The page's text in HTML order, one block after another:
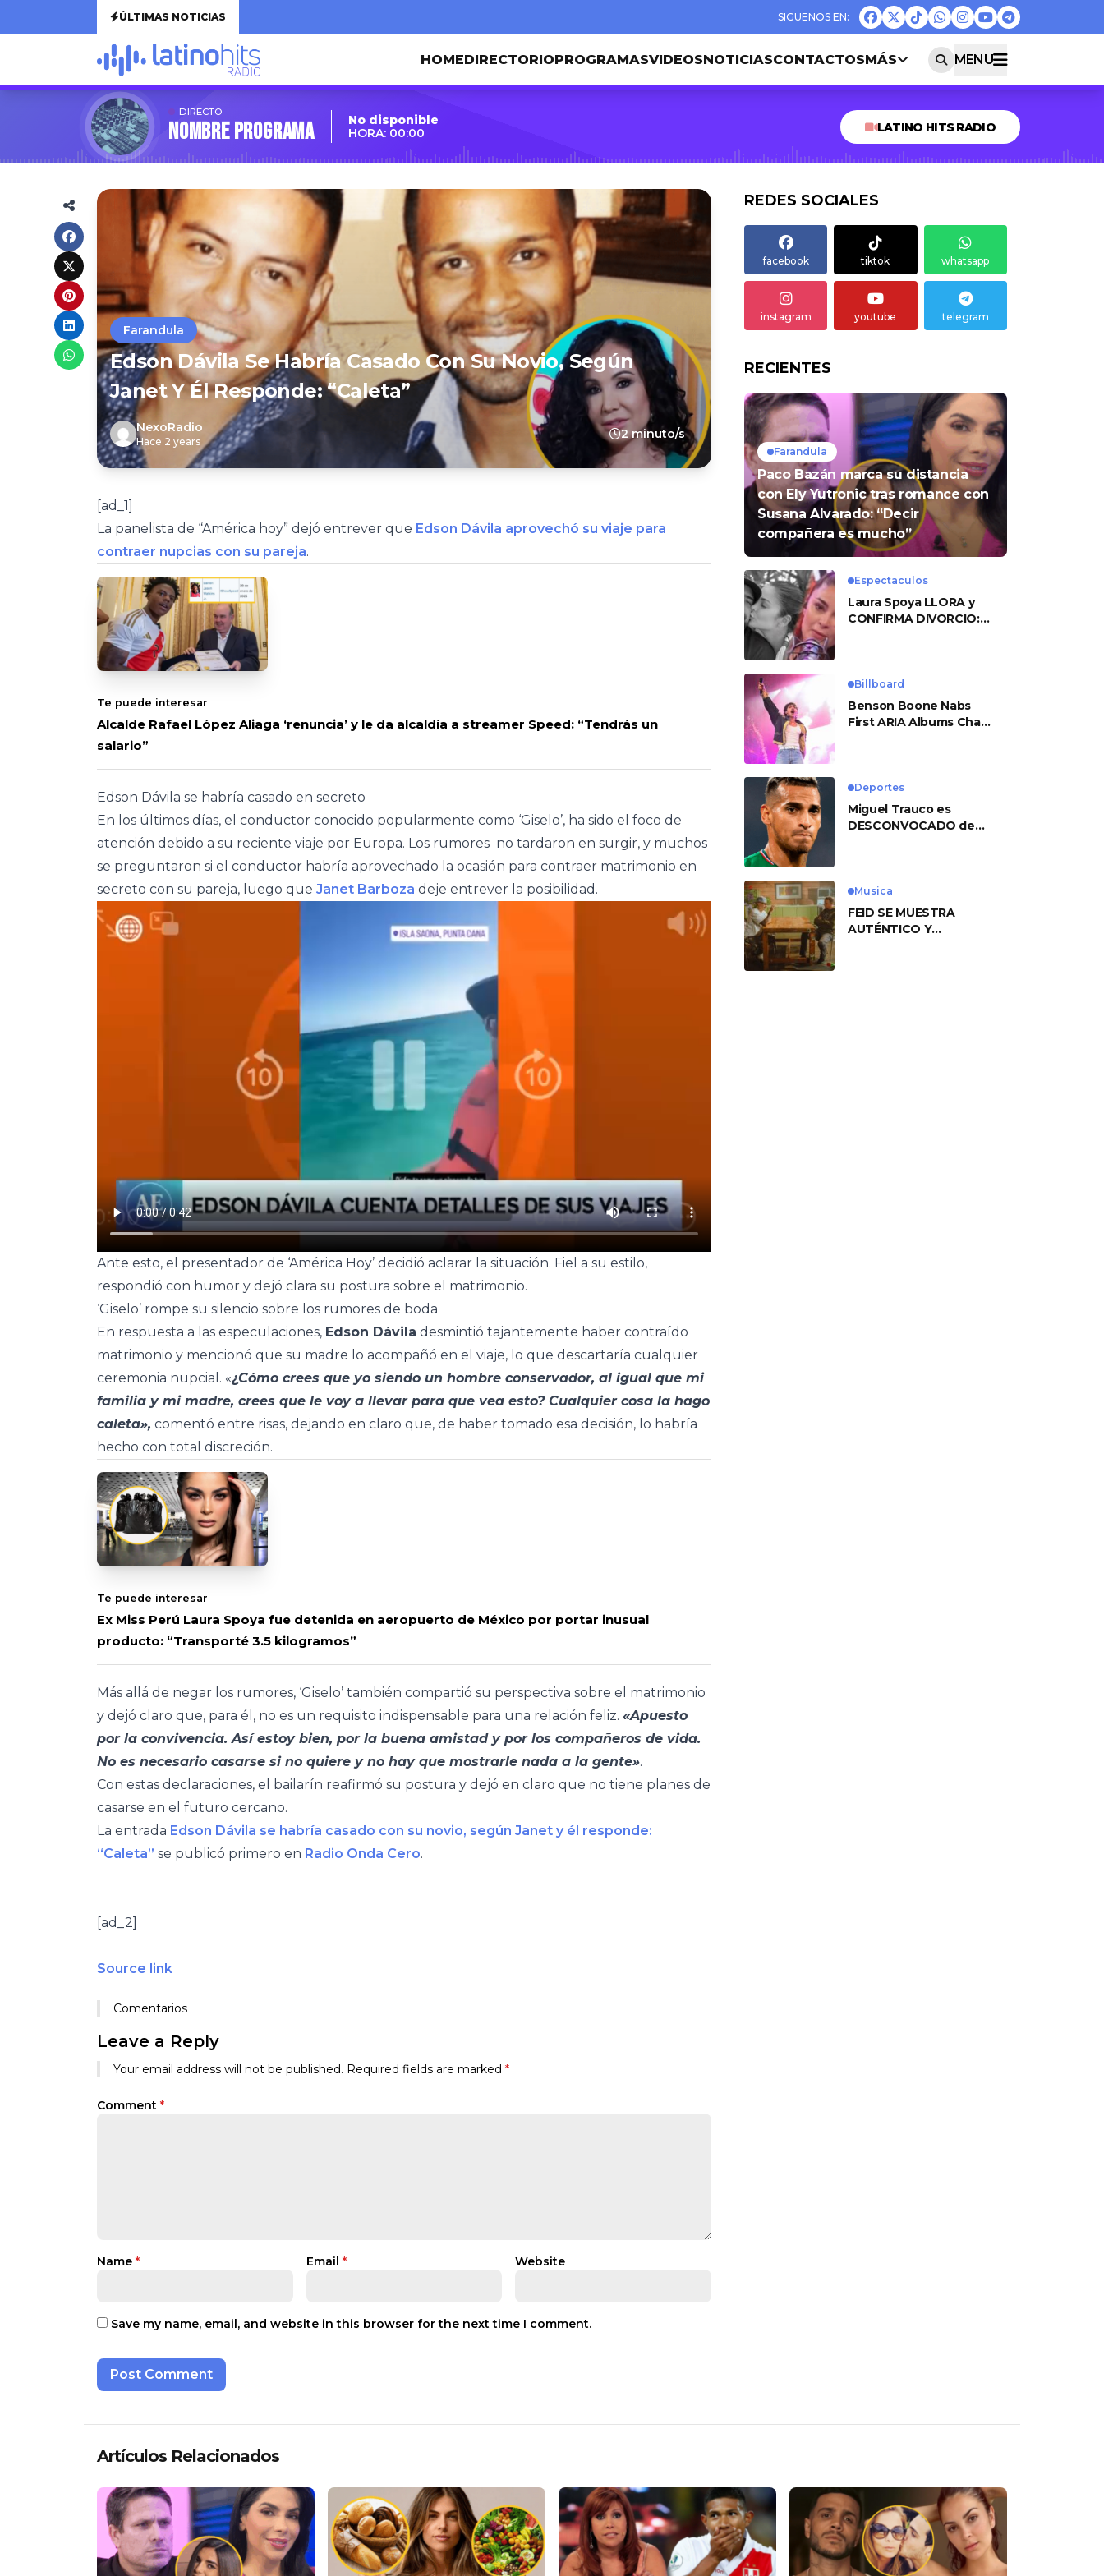
ÚLTIMAS NOTICIAS
HOMEDIRECTORIOPROGRAMASVIDEOSNOTICIASCONTACTOSMÁS MENU
DIRECTO
Nombre Programa
No disponible
HORA: 00:00
LATINO HITS RADIO
Farandula
Edson Dávila Se Habría Casado Con Su Novio, Según
Janet Y Él Responde: “Caleta”
NexoRadio
Hace 2 years
2 minuto/s
[ad_1]
La panelista de “América hoy” dejó entrever que Edson Dávila aprovechó su viaje para
contraer nupcias con su pareja.
Te puede interesar
Alcalde Rafael López Aliaga ‘renuncia’ y le da alcaldía a streamer Speed: “Tendrás un
salario”
Edson Dávila se habría casado en secreto
En los últimos días, el conductor conocido popularmente como ‘Giselo’, ha sido el foco de
atención debido a su reciente viaje por Europa. Los rumores no tardaron en surgir, y muchos
se preguntaron si el conductor habría aprovechado la ocasión para contraer matrimonio en
secreto con su pareja, luego que Janet Barboza deje entrever la posibilidad.
Ante esto, el presentador de ‘América Hoy’ decidió aclarar la situación. Fiel a su estilo,
respondió con humor y dejó clara su postura sobre el matrimonio.
‘Giselo’ rompe su silencio sobre los rumores de boda
En respuesta a las especulaciones, Edson Dávila desmintió tajantemente haber contraído
matrimonio y mencionó que su madre lo acompañó en el viaje, lo que descartaría cualquier
ceremonia nupcial. «¿Cómo crees que yo siendo un hombre conservador, al igual que mi
familia y mi madre, crees que le voy a llevar para que vea esto? Cualquier cosa la hago
caleta», comentó entre risas, dejando en claro que, de haber tomado esa decisión, lo habría
hecho con total discreción.
Te puede interesar
Ex Miss Perú Laura Spoya fue detenida en aeropuerto de México por portar inusual
producto: “Transporté 3.5 kilogramos”
Más allá de negar los rumores, ‘Giselo’ también compartió su perspectiva sobre el matrimonio
y dejó claro que, para él, no es un requisito indispensable para una relación feliz. «Apuesto
por la convivencia. Así estoy bien, por la buena amistad y por los compañeros de vida.
No es necesario casarse si no quiere y no hay que mostrarle nada a la gente».
Con estas declaraciones, el bailarín reafirmó su postura y dejó en claro que no tiene planes de
casarse en el futuro cercano.
La entrada Edson Dávila se habría casado con su novio, según Janet y él responde:
“Caleta” se publicó primero en Radio Onda Cero.
[ad_2]
Source link
Comentarios
Leave a Reply
Your email address will not be published. Required fields are marked *
Comment *
Name * Email * Website
Save my name, email, and website in this browser for the next time I comment.
REDES SOCIALES
facebook tiktok whatsapp
instagram youtube telegram
RECIENTES
Farandula
Paco Bazán marca su distancia
con Ely Yutronic tras romance con
Susana Alvarado: “Decir
compañera es mucho”
Espectaculos
Laura Spoya LLORA y
CONFIRMA DIVORCIO:
Billboard
Benson Boone Nabs
First ARIA Albums Chart
Deportes
Miguel Trauco es
DESCONVOCADO de
Musica
FEID SE MUESTRA
AUTÉNTICO Y
Artículos Relacionados